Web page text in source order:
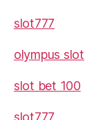
slot777
olympus slot
slot bet 100
slot777